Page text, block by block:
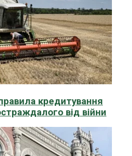
кредитування
від війни